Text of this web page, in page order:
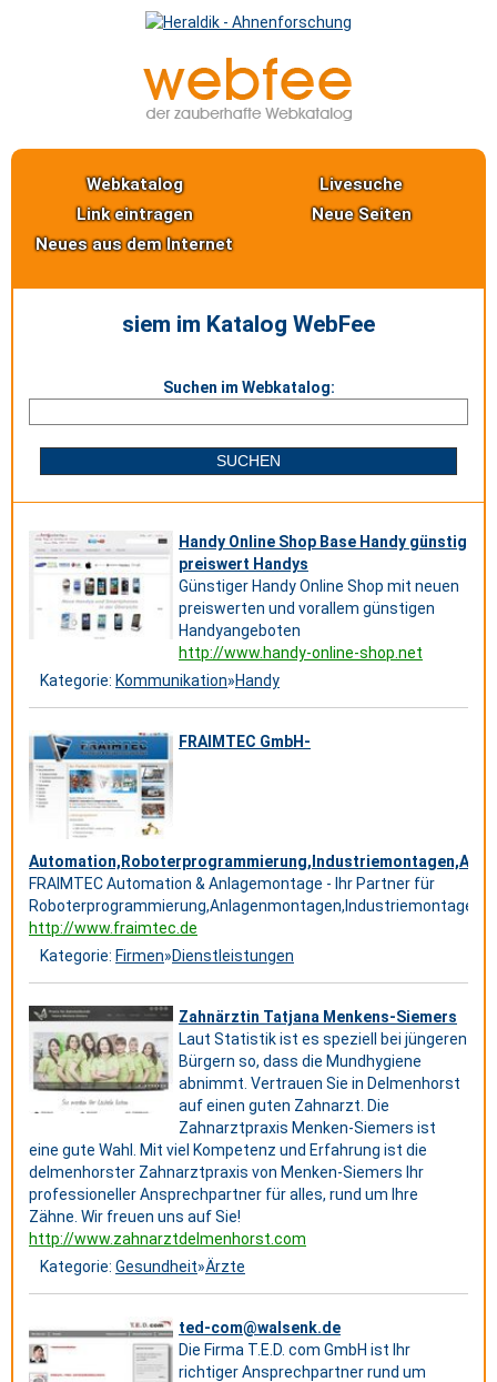
Webkatalog
Livesuche
Link eintragen
Neue Seiten
Neues aus dem Internet
siem im Katalog WebFee
Suchen im Webkatalog:
Handy Online Shop Base Handy günstig
preiswert Handys
Günstiger Handy Online Shop mit neuen
preiswerten und vorallem günstigen
Handyangeboten
http://www.handy-online-shop.net
Kategorie: Kommunikation»Handy
FRAIMTEC GmbH-
FRAIMTEC Automation & Anlagemontage - Ihr Partner für
http://www.fraimtec.de
Kategorie: Firmen»Dienstleistungen
Zahnärztin Tatjana Menkens-Siemers
Laut Statistik ist es speziell bei jüngeren
Bürgern so, dass die Mundhygiene
abnimmt. Vertrauen Sie in Delmenhorst
auf einen guten Zahnarzt. Die
Zahnarztpraxis Menken-Siemers ist
eine gute Wahl. Mit viel Kompetenz und Erfahrung ist die
delmenhorster Zahnarztpraxis von Menken-Siemers Ihr
professioneller Ansprechpartner für alles, rund um Ihre
Zähne. Wir freuen uns auf Sie!
http://www.zahnarztdelmenhorst.com
Kategorie: Gesundheit»Ärzte
ted-com@walsenk.de
Die Firma T.E.D. com GmbH ist Ihr
richtiger Ansprechpartner rund um